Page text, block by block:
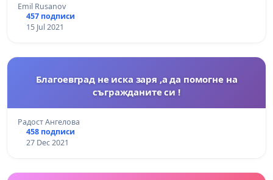
Emil Rusanov
457 подписи
15 Jul 2021
Благоевград не иска заря ,а да помогне на
съгражданите си !
Радост Ангелова
458 подписи
27 Dec 2021